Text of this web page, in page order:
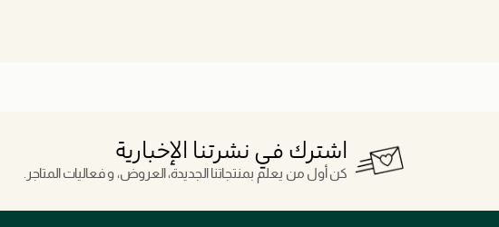
اشترك في نشرتنا الإخبارية
كن أول من يعلم بمنتجاتنا الجديدة، العروض، و فعاليات المتاجر.